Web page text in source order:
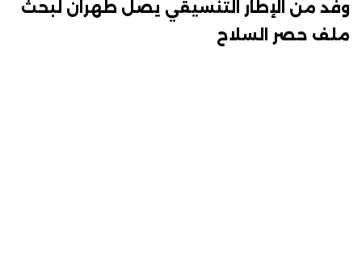
وفد من الإطار التنسيقي يصل طهران لبحث
ملف حصر السلاح